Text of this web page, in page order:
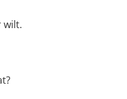
wilt.